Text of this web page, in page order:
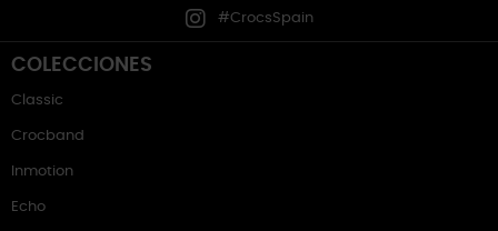
#CrocsSpain
COLECCIONES
Classic
Crocband
Inmotion
Echo